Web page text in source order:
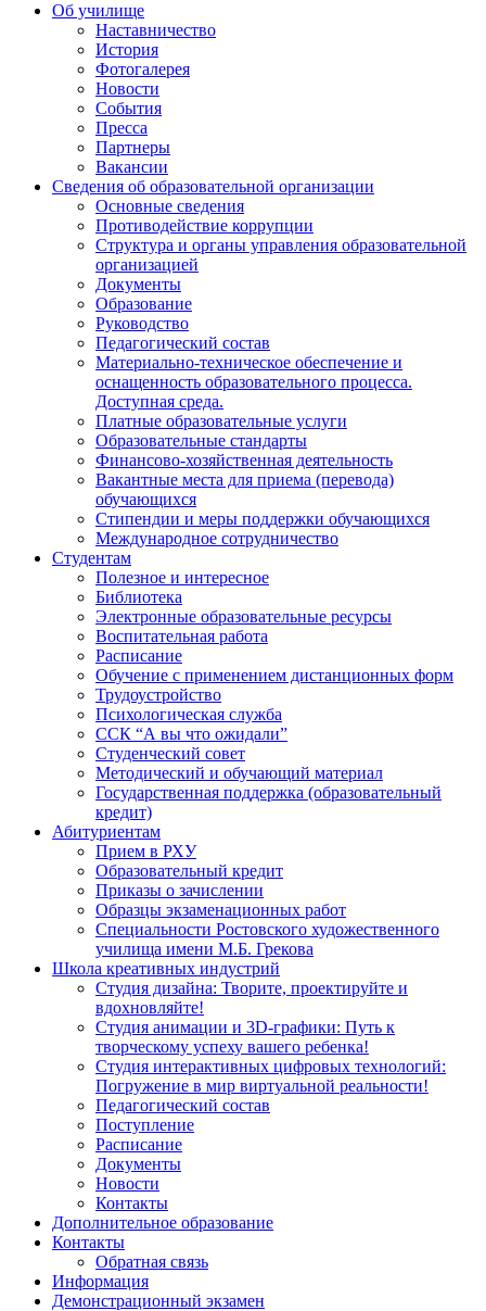
Об училище
Наставничество
История
Фотогалерея
Новости
События
Пресса
Партнеры
Вакансии
Сведения об образовательной организации
Основные сведения
Противодействие коррупции
Структура и органы управления образовательной
организацией
Документы
Образование
Руководство
Педагогический состав
Материально-техническое обеспечение и
оснащенность образовательного процесса.
Доступная среда.
Платные образовательные услуги
Образовательные стандарты
Финансово-хозяйственная деятельность
Вакантные места для приема (перевода)
обучающихся
Стипендии и меры поддержки обучающихся
Международное сотрудничество
Студентам
Полезное и интересное
Библиотека
Электронные образовательные ресурсы
Воспитательная работа
Расписание
Обучение с применением дистанционных форм
Трудоустройство
Психологическая служба
ССК “А вы что ожидали”
Студенческий совет
Методический и обучающий материал
Государственная поддержка (образовательный
кредит)
Абитуриентам
Прием в РХУ
Образовательный кредит
Приказы о зачислении
Образцы экзаменационных работ
Специальности Ростовского художественного
училища имени М.Б. Грекова
Школа креативных индустрий
Студия дизайна: Творите, проектируйте и
вдохновляйте!
Студия анимации и 3D-графики: Путь к
творческому успеху вашего ребенка!
Студия интерактивных цифровых технологий:
Погружение в мир виртуальной реальности!
Педагогический состав
Поступление
Расписание
Документы
Новости
Контакты
Дополнительное образование
Контакты
Обратная связь
Информация
Демонстрационный экзамен